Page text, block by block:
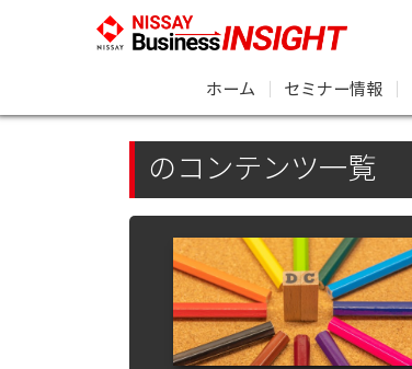
ホーム セミナー情報
のコンテンツ一覧